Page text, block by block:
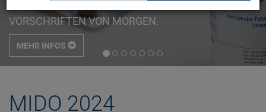
VORSCHRIFTEN VON MORGEN.
MEHR INFOS
MIDO 2024